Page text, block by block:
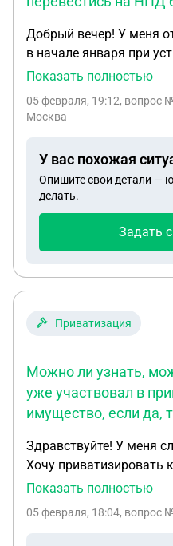
Добрый вечер! У меня
в начале января при
попросили открыть ИП
отчётность. ИП на НПД -
Показать полностью
05 февраля, 19:12, вопрос
Москва
У вас похожая
Опишите свои детали —
делать.
Задать
Приватизация
Можно ли узнать,
уже участвовал в
имущество, если да,
Здравствуйте! У меня
Хочу приватизировать
сыном. Квартира
(Один из этих детей
Показать полностью
05 февраля, 18:04, вопрос